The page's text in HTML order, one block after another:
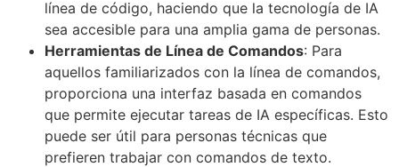
línea de código, haciendo que la tecnología de IA
sea accesible para una amplia gama de personas.
Herramientas de Línea de Comandos: Para
aquellos familiarizados con la línea de comandos,
proporciona una interfaz basada en comandos
que permite ejecutar tareas de IA específicas. Esto
puede ser útil para personas técnicas que
prefieren trabajar con comandos de texto.